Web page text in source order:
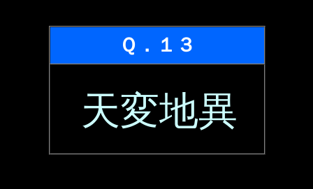
Ｑ．１３
天変地異